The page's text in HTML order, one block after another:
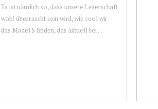
Es ist nämlich so, dass unsere Leserschaft
wohl überrascht sein wird, wie cool wir
das Model S finden, das aktuell bei ...